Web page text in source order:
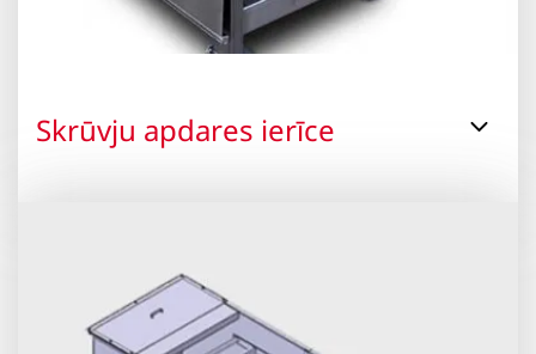
Skrūvju apdares ierīce